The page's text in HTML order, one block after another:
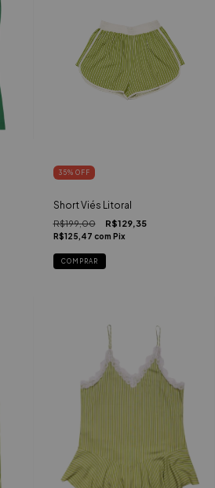
35% OFF
Short Viés Litoral
R$199,00 R$129,35
R$125,47 com Pix
COMPRAR